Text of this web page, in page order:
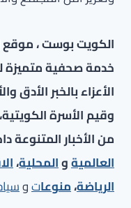
الكويت بوست ، موقع
خدمة صحفية متميزة
الأعزاء بالخبر الأدق
وقيم الأسرة
من الأخبار المتنوعة
العالميةوالمحلية،
الرياضة،منوعاتو